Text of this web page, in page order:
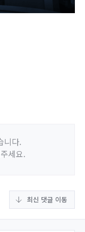
니다.
세요.
최신 댓글 이동